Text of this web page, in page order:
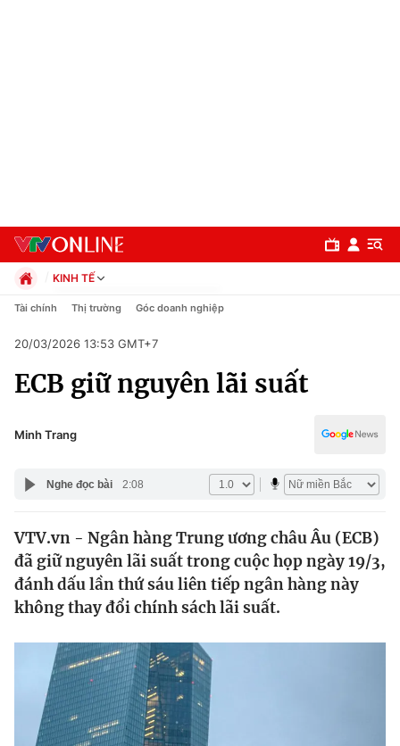
Chuyên mục
Chính trị
Y tế
Thế giới
Tin tức
Thế giới đó đây
Câu chuyện quốc tế
Kinh tế
Tài chính
Thị trường
Dữ liệu và đời sống
KINH TẾ
Chính trị
Pháp luật
Kinh tế
Thể thao
Văn hóa - Giải trí
Đời sống
Giáo dục
Tài chính Thị trường Góc doanh nghiệp
20/03/2026 13:53 GMT+7
ECB giữ nguyên lãi suất
Minh Trang
Nghe đọc bài 2:08
VTV.vn - Ngân hàng Trung ương châu Âu (ECB)
đã giữ nguyên lãi suất trong cuộc họp ngày 19/3,
đánh dấu lần thứ sáu liên tiếp ngân hàng này
không thay đổi chính sách lãi suất.